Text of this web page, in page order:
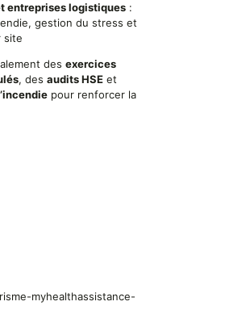
entreprises logistiques:
gestion du stress et
site
des exercices
, des audits HSEet
pour renforcer la